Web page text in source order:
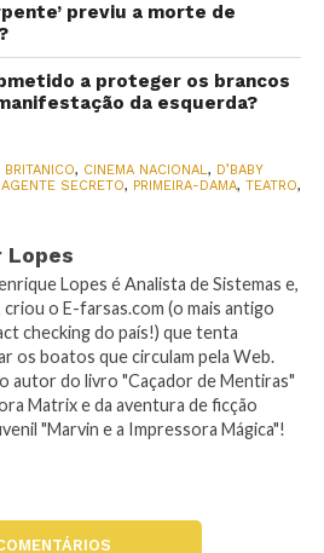
previu a morte de
a proteger os brancos
da esquerda?
BRITANICO, CINEMA NACIONAL, D’BABY
SECRETO, PRIMEIRA-DAMA, TEATRO,
Lopes
Lopes é Analista de Sistemas e,
criou o E-farsas.com (o mais antigo
checking do país!) que tenta
os boatos que circulam pela Web.
autor do livro "Caçador de Mentiras"
Matrix e da aventura de ficção
"Marvin e a Impressora Mágica"!